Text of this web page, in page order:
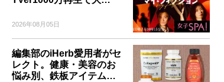
2026年08月05日
編集部のiHerb愛用者がセ
レクト。健康・美容のお
悩み別、鉄板アイテム…